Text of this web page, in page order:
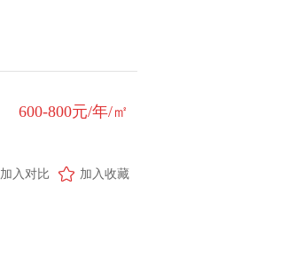
600-800元/年/㎡
加入收藏
加入对比